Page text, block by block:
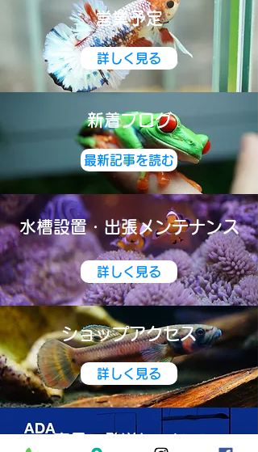
営業予定
詳しく見る
​新着ブログ
最新記事を読む
水槽設置・出張メンテナンス
詳しく見る
​ショップアクセス
詳しく見る